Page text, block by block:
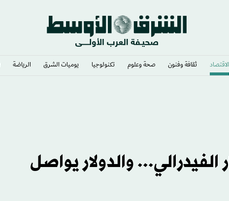
الاقتصاد ثقافة وفنون صحة وعلوم تكنولوجيا يوميات الشرق​ الرياضة
والدولار يواصل